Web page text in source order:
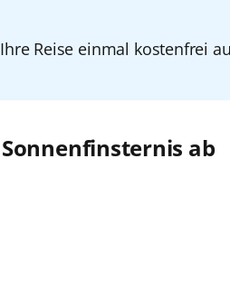
Reise einmal kostenfrei
ab